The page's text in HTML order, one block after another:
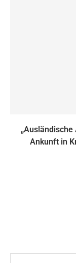
Ankunft in